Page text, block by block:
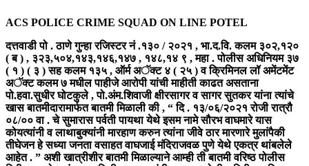
ACS POLICE CRIME SQUAD ON LINE POTEL
दत्तवाडी पो . ठाणे गुन्हा रजिस्टर नं .१३० / २०२१ , भा.द.वि. कलम ३०२,१२०
( ब ) , ३२३,५०४,१४३,१४६,१४७ , १४८,१४ ९ , महा . पोलीस अधिनियम ३७
( १ ) ( ३ ) सह कलम १३५ , ऑर्म अॅक्ट ४ ( २५ ) व क्रिमिनल लॉ अमेंटमेंट
अॅक्ट कलम ७ मधील पाहीजे आरोपी यांची माहीती काढत असताना
पो.हवा.सुधीर घोटकुले , पो.अंम.शिवाजी क्षीरसागर व सागर सुतकर यांना त्यांचे
खास बातमीदारामार्फत बातमी मिळाली की , “ दि . १३/०६/२०२१ रोजी रात्रौ
०८/०० वा . चे सुमारास पर्वती पायथा येथे इसम नामे सौरभ वाघमारे यास
कोयत्यांनी व लाथाबुक्यांनी मारहाण करुन त्यांना जीवे ठार मारणारे मुलांपैकी
तीघेजन हे सध्या जनता वसाहत वाघजाई मंदिराजवळ पुणे येथे एकत्र थांबलेले
आहेत . ” अशी खात्रीशीर बातमी मिळाल्याने आम्ही ती बातमी वरिष्ठ पोलीस